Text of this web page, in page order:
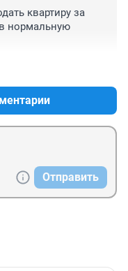
будет, это может
квартиру за
нормальную
Отправить